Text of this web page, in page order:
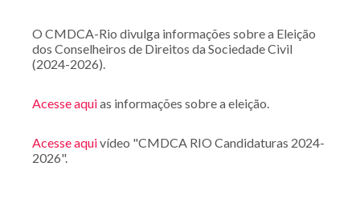
O CMDCA-Rio divulga informações sobre a Eleição
dos Conselheiros de Direitos da Sociedade Civil
(2024-2026).
Acesse aquias informações sobre a eleição.
Acesse aquivídeo "CMDCA RIO Candidaturas 2024-
2026".